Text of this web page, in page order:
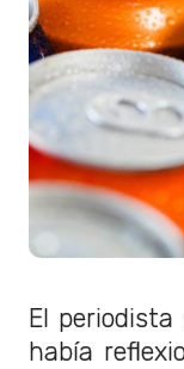
El
había